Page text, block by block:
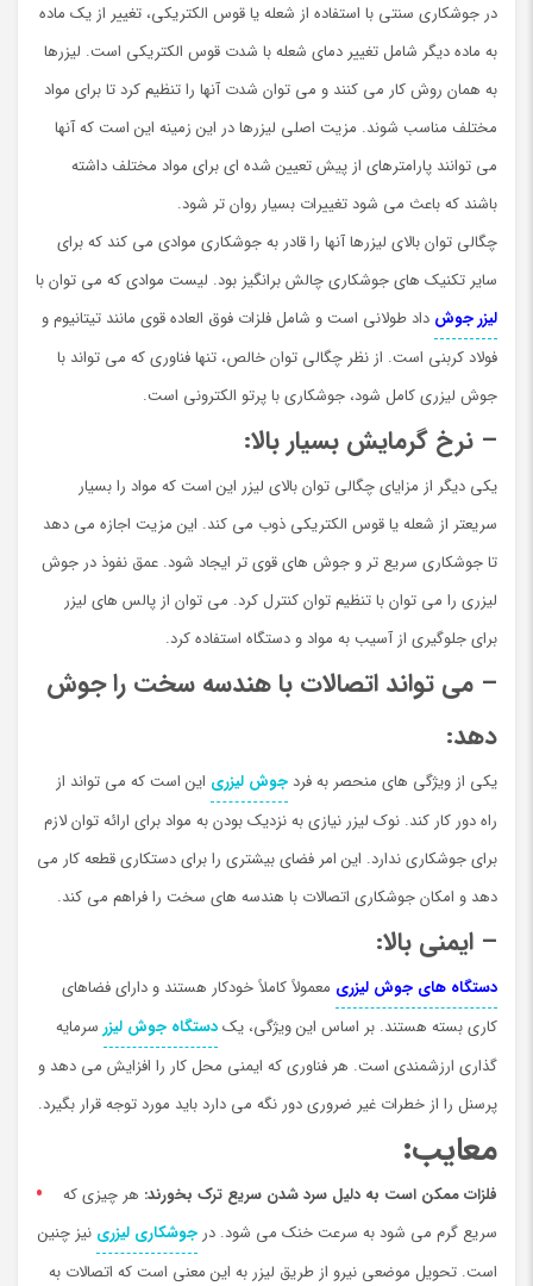
در جوشکاری سنتی با استفاده از شعله یا قوس الکتریکی، تغییر از یک ماده
به ماده دیگر شامل تغییر دمای شعله با شدت قوس الکتریکی است. لیزرها
به همان روش کار می کنند و می توان شدت آنها را تنظیم کرد تا برای مواد
مختلف مناسب شوند. مزیت اصلی لیزرها در این زمینه این است که آنها
می توانند پارامترهای از پیش تعیین شده ای برای مواد مختلف داشته
باشند که باعث می شود تغییرات بسیار روان تر شود.
چگالی توان بالای لیزرها آنها را قادر به جوشکاری موادی می کند که برای
سایر تکنیک های جوشکاری چالش برانگیز بود. لیست موادی که می توان با
لیزر جوش داد طولانی است و شامل فلزات فوق العاده قوی مانند تیتانیوم و
فولاد کربنی است. از نظر چگالی توان خالص، تنها فناوری که می تواند با
جوش لیزری کامل شود، جوشکاری با پرتو الکترونی است.
– نرخ گرمایش بسیار بالا:
یکی دیگر از مزایای چگالی توان بالای لیزر این است که مواد را بسیار
سریعتر از شعله یا قوس الکتریکی ذوب می کند. این مزيت اجازه می دهد
تا جوشکاری سریع تر و جوش های قوی تر ايجاد شود. عمق نفوذ در جوش
لیزری را می توان با تنظیم توان کنترل کرد. می توان از پالس های لیزر
برای جلوگیری از آسیب به مواد و دستگاه استفاده کرد.
– می تواند اتصالات با هندسه سخت را جوش
دهد:
یکی از ویژگی های منحصر به فردجوش لیزری این است که می تواند از
راه دور کار کند. نوک لیزر نیازی به نزدیک بودن به مواد برای ارائه توان لازم
برای جوشکاری ندارد. این امر فضای بیشتری را برای دستکاری قطعه کار می
دهد و امکان جوشکاری اتصالات با هندسه های سخت را فراهم می کند.
– ایمنی بالا:
دستگاه های جوش لیزری معمولاً کاملاً خودکار هستند و دارای فضاهای
کاری بسته هستند. بر اساس این ويژگي، یکدستگاه جوش لیزر سرمایه
گذاری ارزشمندي است. هر فناوری که ایمنی محل کار را افزایش می دهد و
پرسنل را از خطرات غیر ضروری دور نگه می دارد باید مورد توجه قرار بگيرد.
معایب:
فلزات ممکن است به دلیل سرد شدن سریع ترک بخورند: هر چیزی که
سریع گرم می شود به سرعت خنک می شود. در جوشکاری لیزری نیز چنین
است. تحویل موضعی نیرو از طریق لیزر به این معنی است که اتصالات به